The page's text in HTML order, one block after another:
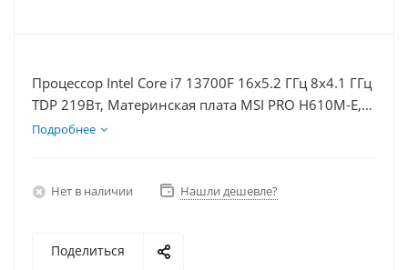
Процессор Intel Core i7 13700F 16x5.2 ГГц 8x4.1 ГГц
TDP 219Вт, Материнская плата MSI PRO H610M-E,
Видеокарта RTX 4070S 12Гб, Память DDR4 16Gb,
Подробнее
Нет в наличии Нашли дешевле?
Поделиться